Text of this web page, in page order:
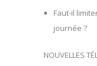
Faut-il
journée ?
NOUVELLES